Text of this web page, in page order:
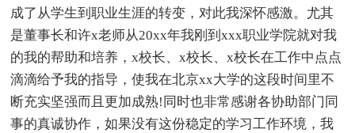
成了从学生到职业生涯的转变，对此我深怀感激。尤其
是董事长和许x老师从20xx年我刚到xxx职业学院就对我
的我的帮助和培养，x校长、x校长、x校长在工作中点点
滴滴给予我的指导，使我在北京xx大学的这段时间里不
断充实坚强而且更加成熟!同时也非常感谢各协助部门同
事的真诚协作，如果没有这份稳定的学习工作环境，我